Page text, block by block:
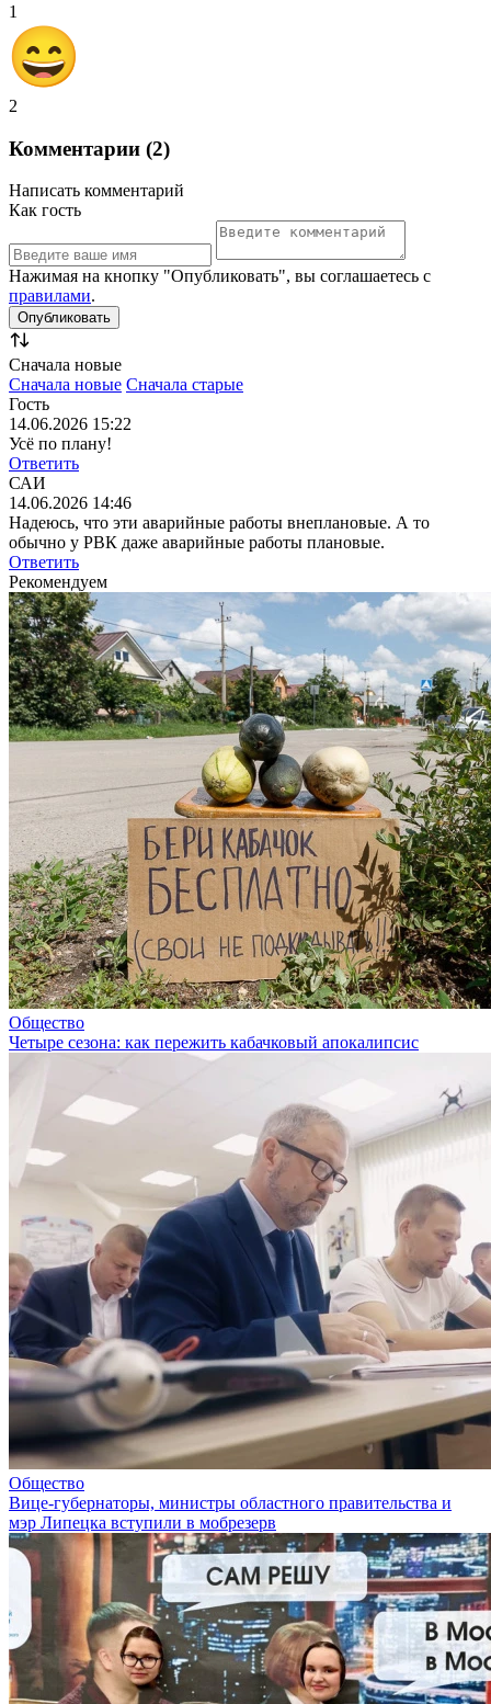
1
2
Комментарии (2)
Написать комментарий
Как гость
Нажимая на кнопку "Опубликовать", вы соглашаетесь с
правилами.
Сначала новые
Сначала новые Сначала старые
Гость
14.06.2026 15:22
Усё по плану!
Ответить
САИ
14.06.2026 14:46
Надеюсь, что эти аварийные работы внеплановые. А то
обычно у РВК даже аварийные работы плановые.
Ответить
Рекомендуем
Общество
Четыре сезона: как пережить кабачковый апокалипсис
Общество
Вице-губернаторы, министры областного правительства и
мэр Липецка вступили в мобрезерв